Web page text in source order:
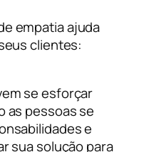
empatia ajuda
clientes:
se esforçar
as pessoas se
e
sua solução para